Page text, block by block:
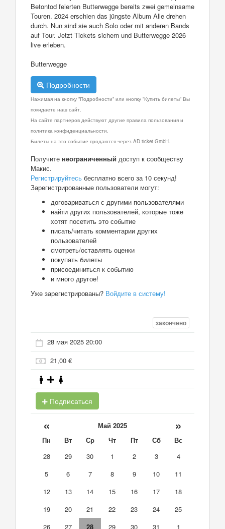
Betontod feierten Butterwegge bereits zwei gemeinsame
Touren. 2024 erschien das jüngste Album Alle drehen
durch. Nun sind sie auch Solo oder mit anderen Bands
auf Tour. Jetzt Tickets sichern und Butterwegge 2026
live erleben.
Butterwegge
Подробности
Нажимая на кнопку "Подробности" или кнопку "Купить билеты" Вы
покидаете наш сайт.
На сайте партнеров действуют другие правила пользования и
политика конфиденциальности.
Билеты на это событие продаются через AD ticket GmbH.
Получите неограниченный доступ к сообществу
Макис.
Регистрируйтесь бесплатно всего за 10 секунд!
Зарегистрированные пользователи могут:
договариваться с другими пользователями
найти других пользователей, которые тоже
хотят посетить это событие
писать/читать комментарии других
пользователей
смотреть/оставлять оценки
покупать билеты
присоединиться к событию
и много другое!
Уже зарегистрированы? Войдите в систему!
закончено
28 мая 2025 20:00
21,00 €
Подписаться
« Май 2025 »
Пн Вт Ср Чт Пт Сб
Вс
28
29 30 1 2 3
4
5
6 7 8 9 10
11
12
13 14 15 16 17
18
19
20 21 22 23 24
25
26
27 28 29 30 31
1